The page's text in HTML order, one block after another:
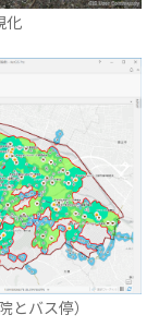
化
とバス停）